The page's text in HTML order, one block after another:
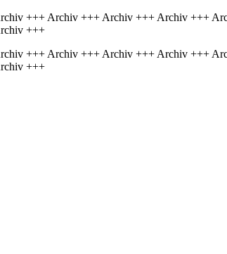
+++ Archiv +++ Archiv +++ Archiv +++
+++
+++ Archiv +++ Archiv +++ Archiv +++
+++